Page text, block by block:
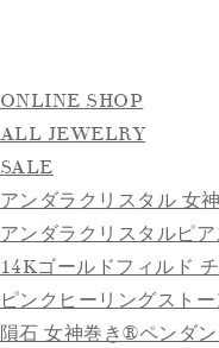
ONLINE SHOP
ALL JEWELRY
SALE
アンダラクリスタル 女
アンダラクリスタルピ
14Kゴールドフィルド
ピンクヒーリングスト
隕石 女神巻き®ペンダン